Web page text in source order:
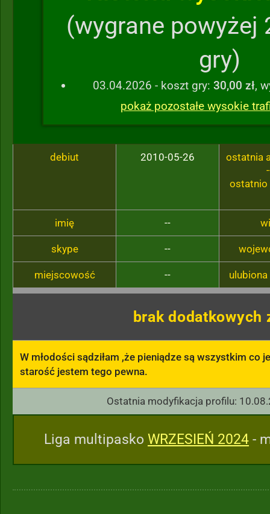
(wygrane powyżej
gry)
03.04.2026 - koszt gry:30,00 zł,
pokaż pozostałe wysokie
debiut 2010-05-26
ostatnia
ostatnio
imię --
skype --
miejscowość --
brak dodatkowych
W młodości sądziłam ,że pieniądze są wszystkim co
starość jestem tego pewna.
Ostatnia modyfikacja profilu:
Liga multipasko WRZESIEŃ 2024 -